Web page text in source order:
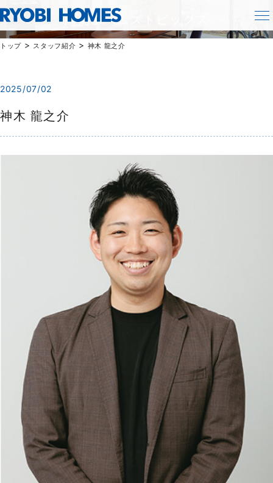
TOPICS
両備ホームズトピックス
トップ > スタッフ紹介 > 神木 龍之介
2025/07/02
神木 龍之介